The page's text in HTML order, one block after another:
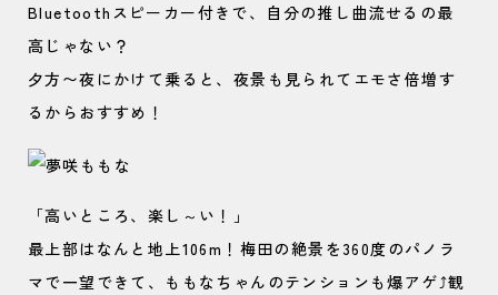
Bluetoothスピーカー付きで、自分の推し曲流せるの最
高じゃない？
夕方〜夜にかけて乗ると、夜景も見られてエモさ倍増す
るからおすすめ！
「高いところ、楽し～い！」
最上部はなんと地上106m！梅田の絶景を360度のパノラ
マで一望できて、ももなちゃんのテンションも爆アゲ⤴観